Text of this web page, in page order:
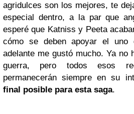
agridulces son los mejores, te
especial dentro, a la par que
esperé que Katniss y Peeta
cómo se deben apoyar el
adelante me gustó mucho. Ya no
guerra, pero todos esos
permanecerán siempre en su
final posible para esta saga.